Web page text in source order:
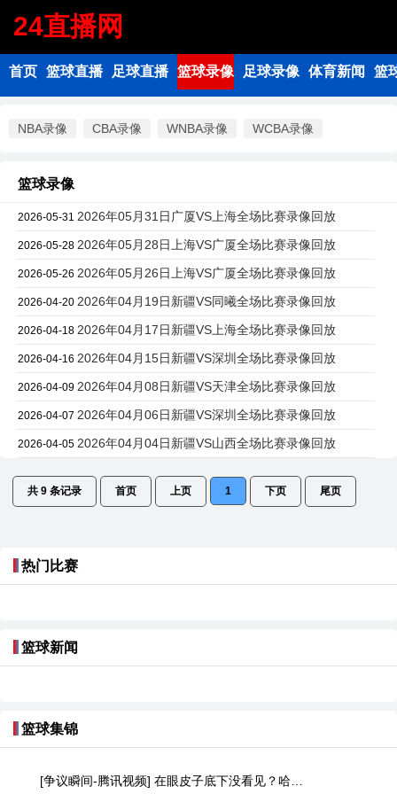
24直播网
首页 篮球直播 足球直播 篮球录像 足球录像 体育新闻 篮
NBA录像 CBA录像 WNBA录像 WCBA录像
篮球录像
2026-05-31 2026年05月31日广厦VS上海全场比赛录像回放
2026-05-28 2026年05月28日上海VS广厦全场比赛录像回放
2026-05-26 2026年05月26日上海VS广厦全场比赛录像回放
2026-04-20 2026年04月19日新疆VS同曦全场比赛录像回放
2026-04-18 2026年04月17日新疆VS上海全场比赛录像回放
2026-04-16 2026年04月15日新疆VS深圳全场比赛录像回放
2026-04-09 2026年04月08日新疆VS天津全场比赛录像回放
2026-04-07 2026年04月06日新疆VS深圳全场比赛录像回放
2026-04-05 2026年04月04日新疆VS山西全场比赛录像回放
共 9 条记录 首页 上页 1 下页 尾页
热门比赛
篮球新闻
篮球集锦
[争议瞬间-腾讯视频] 在眼皮子底下没看见？哈珀打脸布里奇斯没吹福斯特给了个争球？